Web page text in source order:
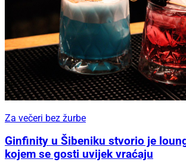
Za večeri bez žurbe
Ginfinity u Šibeniku stvorio je
kojem se gosti uvijek vraćaju